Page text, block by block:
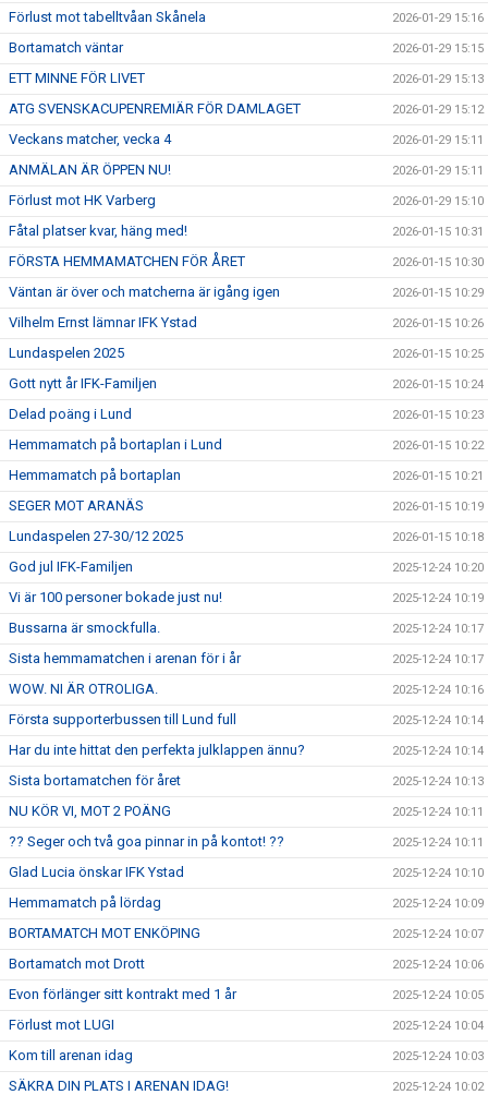
Förlust mot tabelltvåan Skånela 2026-01-29 15:16
Bortamatch väntar 2026-01-29 15:15
ETT MINNE FÖR LIVET 2026-01-29 15:13
ATG SVENSKACUPENREMIÄR FÖR DAMLAGET 2026-01-29 15:12
Veckans matcher, vecka 4 2026-01-29 15:11
ANMÄLAN ÄR ÖPPEN NU! 2026-01-29 15:11
Förlust mot HK Varberg 2026-01-29 15:10
Fåtal platser kvar, häng med! 2026-01-15 10:31
FÖRSTA HEMMAMATCHEN FÖR ÅRET 2026-01-15 10:30
Väntan är över och matcherna är igång igen 2026-01-15 10:29
Vilhelm Ernst lämnar IFK Ystad 2026-01-15 10:26
Lundaspelen 2025 2026-01-15 10:25
Gott nytt år IFK-Familjen 2026-01-15 10:24
Delad poäng i Lund 2026-01-15 10:23
Hemmamatch på bortaplan i Lund 2026-01-15 10:22
Hemmamatch på bortaplan 2026-01-15 10:21
SEGER MOT ARANÄS 2026-01-15 10:19
Lundaspelen 27-30/12 2025 2026-01-15 10:18
God jul IFK-Familjen 2025-12-24 10:20
Vi är 100 personer bokade just nu! 2025-12-24 10:19
Bussarna är smockfulla. 2025-12-24 10:17
Sista hemmamatchen i arenan för i år 2025-12-24 10:17
WOW. NI ÄR OTROLIGA. 2025-12-24 10:16
Första supporterbussen till Lund full 2025-12-24 10:14
Har du inte hittat den perfekta julklappen ännu? 2025-12-24 10:14
Sista bortamatchen för året 2025-12-24 10:13
NU KÖR VI, MOT 2 POÄNG 2025-12-24 10:11
?? Seger och två goa pinnar in på kontot! ?? 2025-12-24 10:11
Glad Lucia önskar IFK Ystad 2025-12-24 10:10
Hemmamatch på lördag 2025-12-24 10:09
BORTAMATCH MOT ENKÖPING 2025-12-24 10:07
Bortamatch mot Drott 2025-12-24 10:06
Evon förlänger sitt kontrakt med 1 år 2025-12-24 10:05
Förlust mot LUGI 2025-12-24 10:04
Kom till arenan idag 2025-12-24 10:03
SÄKRA DIN PLATS I ARENAN IDAG! 2025-12-24 10:02